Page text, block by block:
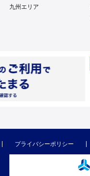
九州エリア
プライバシーポリシー